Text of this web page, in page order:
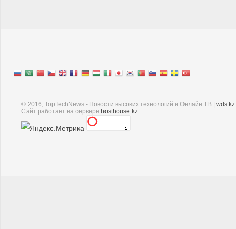
© 2016, TopTechNews - Новости высоких технологий и Онлайн ТВ | wds.kz
Cайт работает на сервере hosthouse.kz